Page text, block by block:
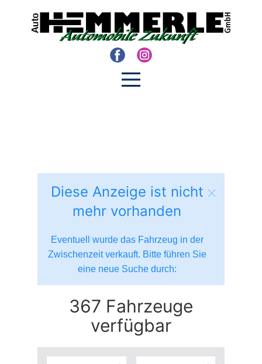
Diese Anzeige ist nicht
mehr vorhanden
Eventuell wurde das Fahrzeug in der
Zwischenzeit verkauft. Bitte führen Sie
eine neue Suche durch:
367 Fahrzeuge
verfügbar